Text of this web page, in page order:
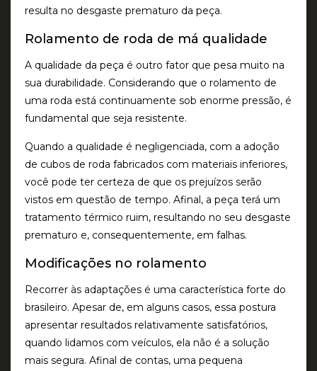
resulta no desgaste prematuro da peça.
Rolamento de roda de má qualidade
A qualidade da peça é outro fator que pesa muito na
sua durabilidade. Considerando que o rolamento de
uma roda está continuamente sob enorme pressão, é
fundamental que seja resistente.
Quando a qualidade é negligenciada, com a adoção
de cubos de roda fabricados com materiais inferiores,
você pode ter certeza de que os prejuízos serão
vistos em questão de tempo. Afinal, a peça terá um
tratamento térmico ruim, resultando no seu desgaste
prematuro e, consequentemente, em falhas.
Modificações no rolamento
Recorrer às adaptações é uma característica forte do
brasileiro. Apesar de, em alguns casos, essa postura
apresentar resultados relativamente satisfatórios,
quando lidamos com veículos, ela não é a solução
mais segura. Afinal de contas, uma pequena